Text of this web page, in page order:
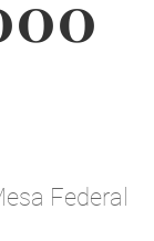
Federal